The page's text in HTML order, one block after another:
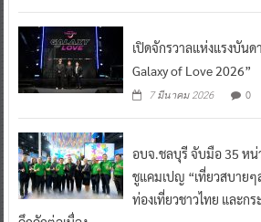
เปิดจักรวาลแห่งแรงบันด
Galaxy of Love 2026”
7 มีนาคม 2026 0
อบจ.ชลบุรี จับมือ 35 หน่
ชูแคมเปญ “เที่ยวสบายๆ
ท่องเที่ยวชาวไทย และก